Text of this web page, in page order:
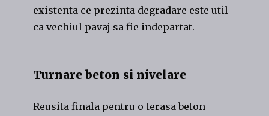
existenta ce prezinta degradare este util
ca vechiul pavaj sa fie indepartat.
Turnare beton si nivelare
Reusita finala pentru o terasa beton